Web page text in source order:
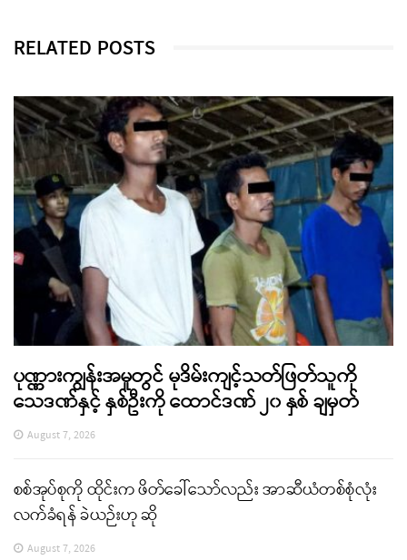
RELATED POSTS
ပုဏ္ဏားကျွန်းအမှုတွင် မုဒိမ်းကျင့်သတ်ဖြတ်သူကို
သေဒဏ်နှင့် နှစ်ဦးကို ထောင်ဒဏ် ၂၀ နှစ် ချမှတ်
August 7, 2026
စစ်အုပ်စုကို ထိုင်းက ဖိတ်ခေါ်သော်လည်း အာဆီယံတစ်စုံလုံး
လက်ခံရန် ခဲယဉ်းဟု ဆို
August 7, 2026